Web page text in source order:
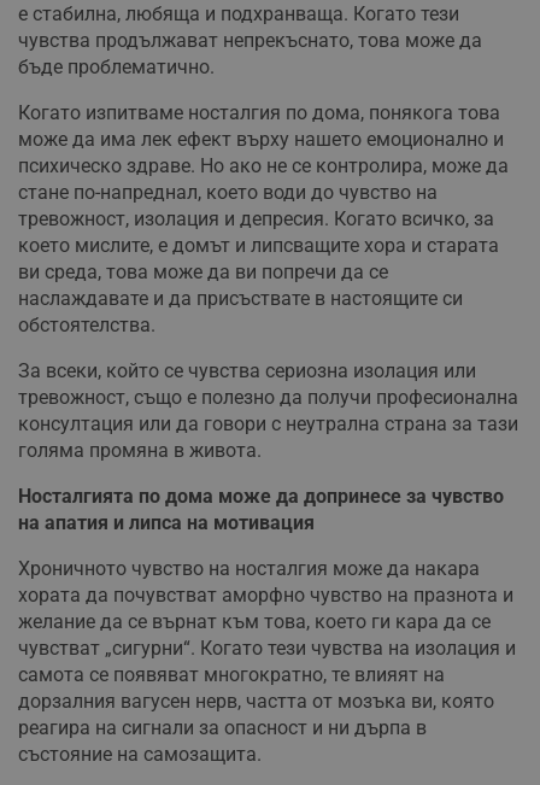
е стабилна, любяща и подхранваща. Когато тези
чувства продължават непрекъснато, това може да
бъде проблематично.
Когато изпитваме носталгия по дома, понякога това
може да има лек ефект върху нашето емоционално и
психическо здраве. Но ако не се контролира, може да
стане по-напреднал, което води до чувство на
тревожност, изолация и депресия. Когато всичко, за
което мислите, е домът и липсващите хора и старата
ви среда, това може да ви попречи да се
наслаждавате и да присъствате в настоящите си
обстоятелства.
За всеки, който се чувства сериозна изолация или
тревожност, също е полезно да получи професионална
консултация или да говори с неутрална страна за тази
голяма промяна в живота.
Носталгията по дома може да допринесе за чувство
на апатия и липса на мотивация
Хроничното чувство на носталгия може да накара
хората да почувстват аморфно чувство на празнота и
желание да се върнат към това, което ги кара да се
чувстват „сигурни“. Когато тези чувства на изолация и
самота се появяват многократно, те влияят на
дорзалния вагусен нерв, частта от мозъка ви, която
реагира на сигнали за опасност и ни дърпа в
състояние на самозащита.